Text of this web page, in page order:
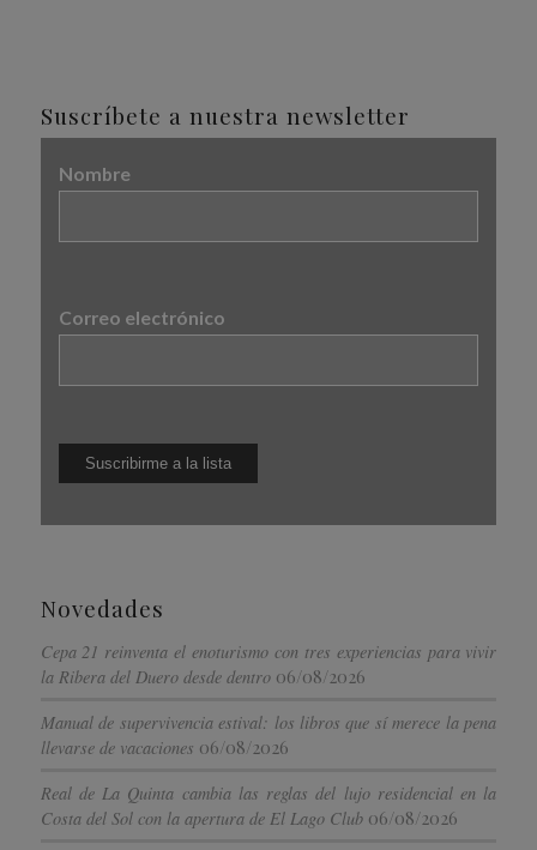
Suscríbete a nuestra newsletter
Nombre
Correo electrónico
Novedades
Cepa 21 reinventa el enoturismo con tres experiencias para vivir
la Ribera del Duero desde dentro 06/08/2026
Manual de supervivencia estival: los libros que sí merece la pena
llevarse de vacaciones 06/08/2026
Real de La Quinta cambia las reglas del lujo residencial en la
Costa del Sol con la apertura de El Lago Club 06/08/2026